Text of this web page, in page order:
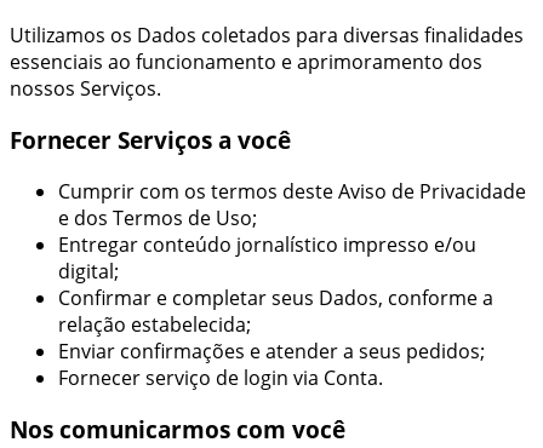
Utilizamos os Dados coletados para diversas finalidades
essenciais ao funcionamento e aprimoramento dos
nossos Serviços.
Fornecer Serviços a você
Cumprir com os termos deste Aviso de Privacidade
e dos Termos de Uso;
Entregar conteúdo jornalístico impresso e/ou
digital;
Confirmar e completar seus Dados, conforme a
relação estabelecida;
Enviar confirmações e atender a seus pedidos;
Fornecer serviço de login via Conta.
Nos comunicarmos com você